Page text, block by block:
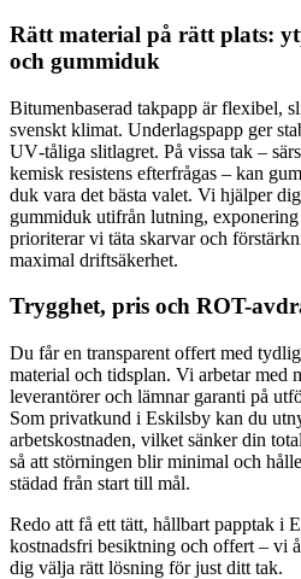
Rätt material på rätt plats:
och gummiduk
Bitumenbaserad takpapp är flexibel,
svenskt klimat. Underlagspapp ger
UV‑tåliga slitlagret. På vissa tak –
kemisk resistens efterfrågas – kan
duk vara det bästa valet. Vi hjälper
gummiduk utifrån lutning,
prioriterar vi täta skarvar och
maximal driftsäkerhet.
Trygghet, pris och ROT-
Du får en transparent offert med
material och tidsplan. Vi arbetar med
leverantörer och lämnar garanti på
Som privatkund i Eskilsby kan du
arbetskostnaden, vilket sänker din
så att störningen blir minimal och
städad från start till mål.
Redo att få ett tätt, hållbart papptak i
kostnadsfri besiktning och offert – vi
dig välja rätt lösning för just ditt tak.